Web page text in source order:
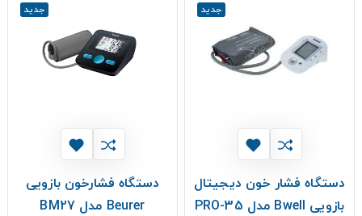
جدید
دستگاه فشار خون دیجیتال
بازویی Bwell مدل PRO-35
جدید
دستگاه فشارخون بازویی
Beurer مدل BM27